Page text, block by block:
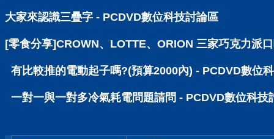
大家來認識三疊字 - PCDVD數位科技討論區
[零食分享]CROWN、LOTTE、ORION 三家巧克力派
有比較推的電動起子嗎?(預算2000內) - PCDVD數位
一對一與一對多冷氣耗電問題請問 - PCDVD數位科技